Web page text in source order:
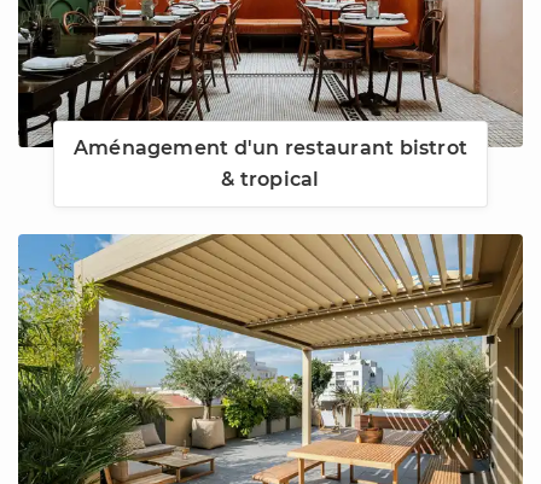
Aménagement d'un restaurant bistrot
& tropical